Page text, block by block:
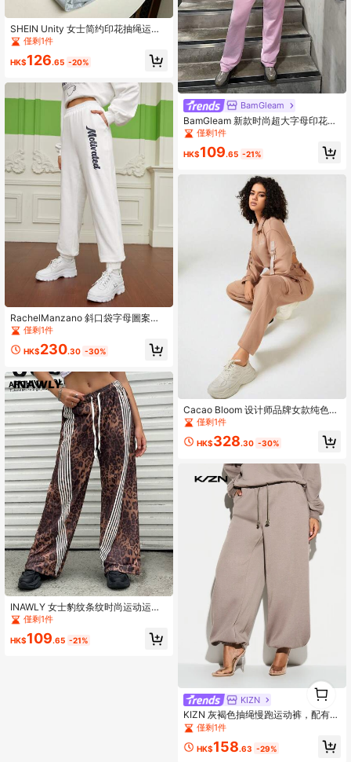
SHEIN Unity 女士简约印花抽绳运动
裤 僅剩1件
HK$126.65 -20%
RachelManzano 斜口袋字母圖案束
腳褲僅剩1件
HK$230.30 -30%
INAWLY 女士豹纹条纹时尚运动运动
裤，秋冬
僅剩1件
HK$109.65 -21%
BamGleam
BamGleam 新款时尚超大字母印花宽
松款女式运动裤，适合街头和户外工
装女裤冬季女装
僅剩1件
HK$109.65 -21%
Cacao Bloom 设计师品牌女款纯色翻
盖口袋运动裤，秋季，适合秋冬季，
假日
僅剩1件
HK$328.30 -30%
KIZN
KIZN 灰褐色抽绳慢跑运动裤，配有弹
性裤脚和侧袋，休闲舒适，居家穿着
舒适。
僅剩1件
HK$158.63 -29%
1